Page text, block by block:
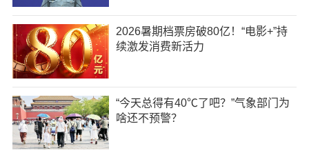
2026暑期档票房破80亿！“电影+”持
续激发消费新活力
“今天总得有40℃了吧？”气象部门为
啥还不预警？